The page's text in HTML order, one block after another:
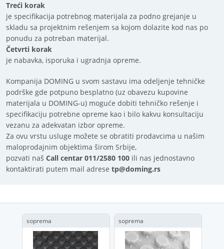
Treći korak
je specifikacija potrebnog materijala za podno grejanje u
skladu sa projektnim rešenjem sa kojom dolazite kod nas po
ponudu za potreban materijal.
Četvrti korak
je nabavka, isporuka i ugradnja opreme.
Kompanija DOMING u svom sastavu ima odeljenje tehničke
podrške gde potpuno besplatno (uz obavezu kupovine
materijala u DOMING-u) moguće dobiti tehničko rešenje i
specifikaciju potrebne opreme kao i bilo kakvu konsultaciju
vezanu za adekvatan izbor opreme.
Za ovu vrstu usluge možete se obratiti prodavcima u našim
maloprodajnim objektima širom Srbije,
pozvati naš Call centar 011/2580 100 ili nas jednostavno
kontaktirati putem mail adrese tp@doming.rs
soprema soprema